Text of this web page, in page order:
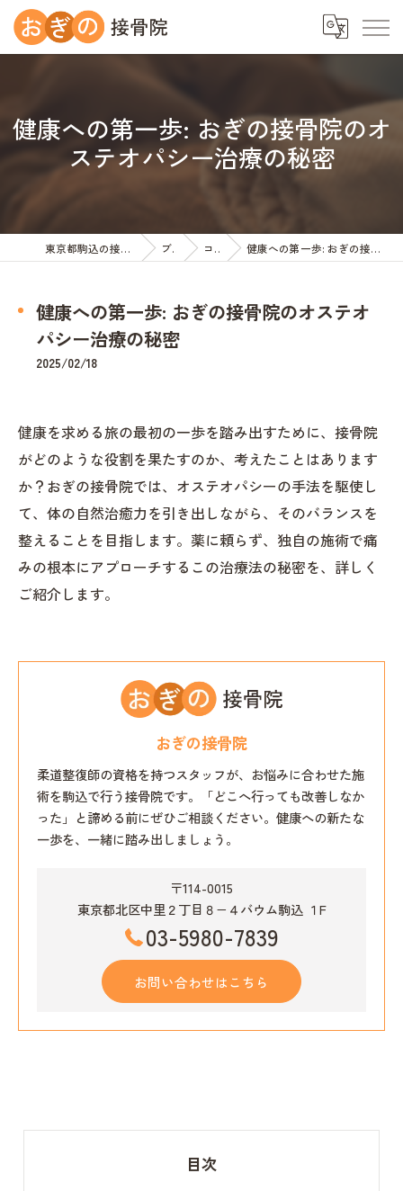
健康への第一歩: おぎの接骨院のオ
ステオパシー治療の秘密
東京都駒込の接骨院ならおぎの接骨院 ブログ コラム 健康への第一歩: おぎの接骨院のオステオパシー治療の秘密
健康への第一歩: おぎの接骨院のオステオ
パシー治療の秘密
2025/02/18
健康を求める旅の最初の一歩を踏み出すために、接骨院
がどのような役割を果たすのか、考えたことはあります
か？おぎの接骨院では、オステオパシーの手法を駆使し
て、体の自然治癒力を引き出しながら、そのバランスを
整えることを目指します。薬に頼らず、独自の施術で痛
みの根本にアプローチするこの治療法の秘密を、詳しく
ご紹介します。
おぎの接骨院
柔道整復師の資格を持つスタッフが、お悩みに合わせた施
術を駒込で行う接骨院です。「どこへ行っても改善しなか
った」と諦める前にぜひご相談ください。健康への新たな
一歩を、一緒に踏み出しましょう。
〒114-0015
東京都北区中里２丁目８−４バウム駒込 １F
03-5980-7839
お問い合わせはこちら
目次